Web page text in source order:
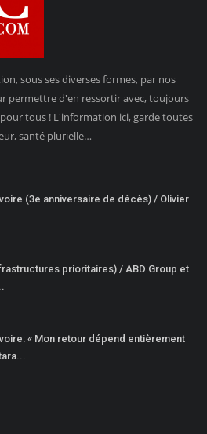
sous ses diverses formes, par nos
permettre d'en ressortir avec, toujours
pour tous ! L'information ici, garde toutes
santé plurielle…
(3e anniversaire de décès) / Olivier
prioritaires) / ABD Group et
« Mon retour dépend entièrement